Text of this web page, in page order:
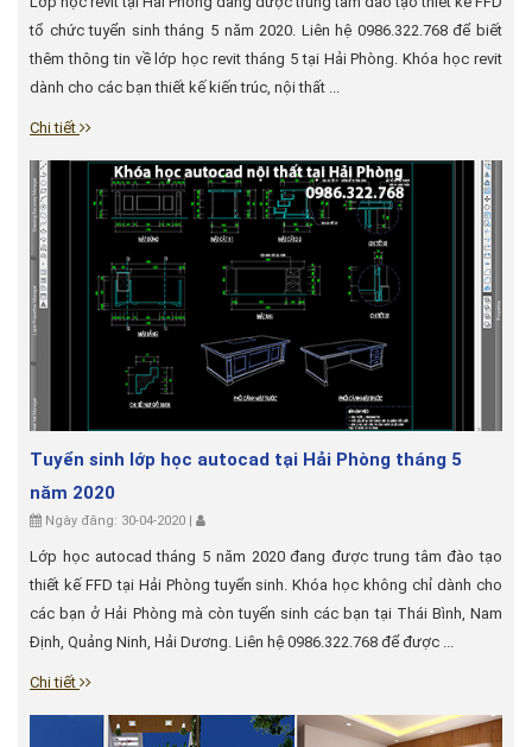
tổ chức tuyển sinh tháng 5 năm 2020. Liên hệ 0986.322.768 để biết
thêm thông tin về lớp học revit tháng 5 tại Hải Phòng. Khóa học revit
dành cho các bạn thiết kế kiến trúc, nội thất ...
Chi tiết
Tuyển sinh lớp học autocad tại Hải Phòng tháng 5
năm 2020
Ngày đăng: 30-04-2020 |
Lớp học autocad tháng 5 năm 2020 đang được trung tâm đào tạo
thiết kế FFD tại Hải Phòng tuyển sinh. Khóa học không chỉ dành cho
các bạn ở Hải Phòng mà còn tuyển sinh các bạn tại Thái Bình, Nam
Định, Quảng Ninh, Hải Dương. Liên hệ 0986.322.768 để được ...
Chi tiết